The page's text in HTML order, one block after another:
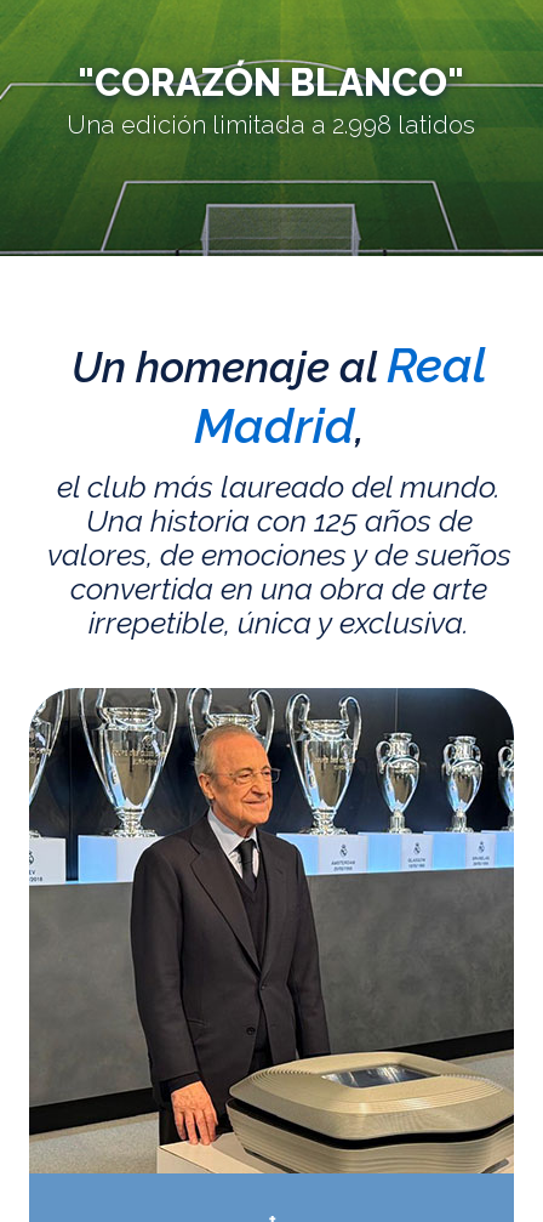
"CORAZÓN BLANCO"
Una edición limitada a 2.998 latidos
Un homenaje alReal
Madrid,
el club más laureado del mundo.
Una historia con 125 años de
valores, de emociones y de sueños
convertida en una obra de arte
irrepetible, única y exclusiva.